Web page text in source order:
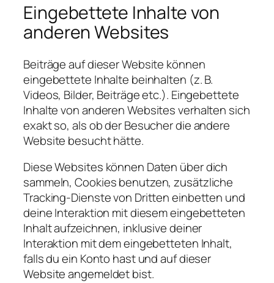
Eingebettete Inhalte von
anderen Websites
Beiträge auf dieser Website können
eingebettete Inhalte beinhalten (z. B.
Videos, Bilder, Beiträge etc.). Eingebettete
Inhalte von anderen Websites verhalten sich
exakt so, als ob der Besucher die andere
Website besucht hätte.
Diese Websites können Daten über dich
sammeln, Cookies benutzen, zusätzliche
Tracking-Dienste von Dritten einbetten und
deine Interaktion mit diesem eingebetteten
Inhalt aufzeichnen, inklusive deiner
Interaktion mit dem eingebetteten Inhalt,
falls du ein Konto hast und auf dieser
Website angemeldet bist.